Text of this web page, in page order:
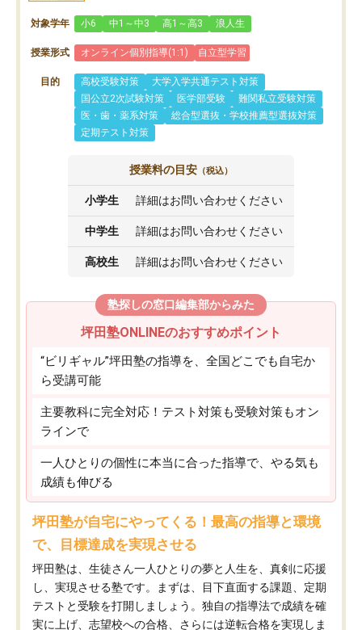
対象学年 小6 中1～中3 高1～高3 浪人生
授業形式 オンライン個別指導(1:1) 自立型学習
目的 高校受験対策
大学入学共通テスト対策
国公立2次試験対策
医学部受験
難関私立受験対策
医・歯・薬系対策
総合型選抜・学校推薦型選抜対策
定期テスト対策
授業料の目安 （税込）
小学生 詳細はお問い合わせください
中学生 詳細はお問い合わせください
高校生 詳細はお問い合わせください
塾探しの窓口編集部からみた
坪田塾ONLINEのおすすめポイント
“ビリギャル”坪田塾の指導を、全国どこでも自宅か
ら受講可能
主要教科に完全対応！テスト対策も受験対策もオン
ラインで
一人ひとりの個性に本当に合った指導で、やる気も
成績も伸びる
坪田塾が自宅にやってくる！最高の指導と環境
で、目標達成を実現させる
坪田塾は、生徒さん一人ひとりの夢と人生を、真剣に応援
し、実現させる塾です。まずは、目下直面する課題、定期
テストと受験を打開しましょう。独自の指導法で成績を確
実に上げ、志望校への合格、さらには逆転合格を実現しま